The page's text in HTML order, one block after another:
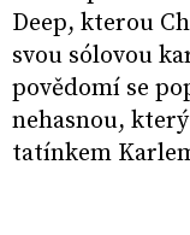
Deep, kterou
svou sólovou
povědomí se
nehasnou,
tatínkem